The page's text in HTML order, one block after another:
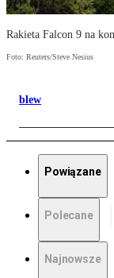
Rakieta Falcon 9 na
Foto: Reuters/Steve Nesius
blew
Powiązane
Polecane
Najnowsze